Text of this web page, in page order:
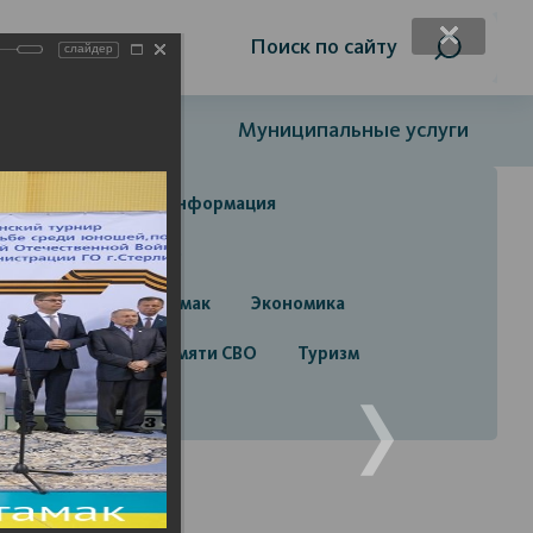
слабовидящих Поиск по сайту
Муниципальные услуги
Справочная информация
Строительство
город Стерлитамак Экономика
Лента памяти СВО Туризм
слайдер